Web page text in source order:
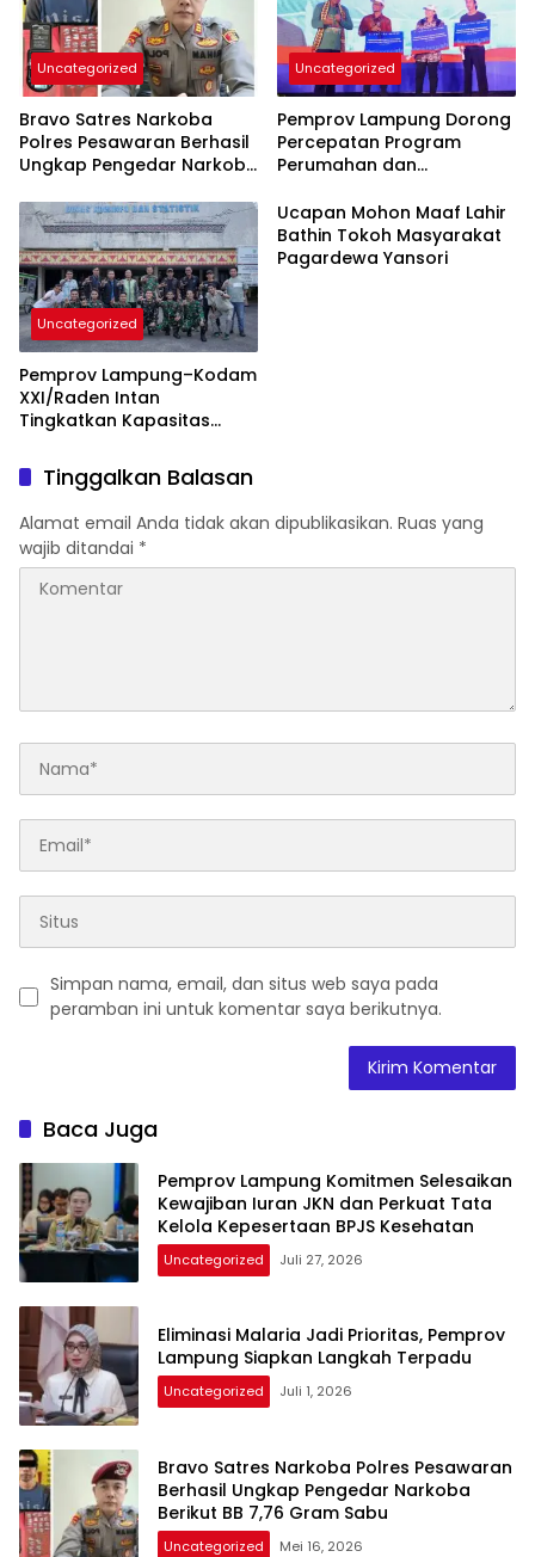
Uncategorized
Bravo Satres Narkoba
Polres Pesawaran Berhasil
Ungkap Pengedar Narkoba
Uncategorized
Pemprov Lampung Dorong
Percepatan Program
Perumahan dan
Rakyat
Uncategorized
Pemprov Lampung–Kodam
XXI/Raden Intan
Tingkatkan Kapasitas
Komunikasi Publik
Ucapan Mohon Maaf Lahir
Bathin Tokoh Masyarakat
Pagardewa Yansori
Tinggalkan Balasan
Alamat email Anda tidak akan dipublikasikan. Ruas yang
wajib ditandai *
Simpan nama, email, dan situs web saya pada
peramban ini untuk komentar saya berikutnya.
Baca Juga
Pemprov Lampung Komitmen Selesaikan
Kewajiban Iuran JKN dan Perkuat Tata
Kelola Kepesertaan BPJS Kesehatan
Uncategorized Juli 27, 2026
Eliminasi Malaria Jadi Prioritas, Pemprov
Lampung Siapkan Langkah Terpadu
Uncategorized Juli 1, 2026
Bravo Satres Narkoba Polres Pesawaran
Berhasil Ungkap Pengedar Narkoba
Berikut BB 7,76 Gram Sabu
Uncategorized Mei 16, 2026